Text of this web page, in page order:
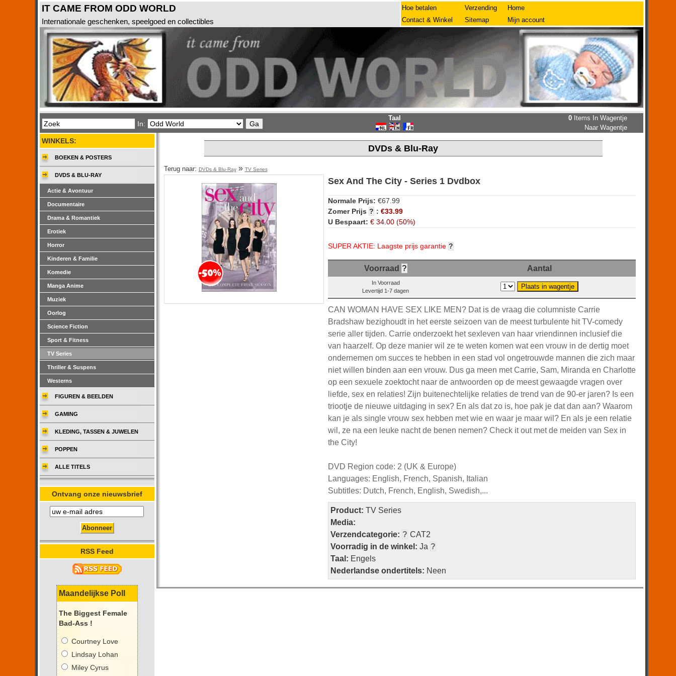
IT CAME FROM ODD WORLD
Internationale geschenken, speelgoed en collectibles
Hoe betalen
Contact & Winkel
Verzending
Sitemap
Home
Mijn account
In:
Taal 0Items In Wagentje
Naar Wagentje
DVDs & Blu-Ray
Terug naar: DVDs & Blu-Ray» TV Series
Sex And The City - Series 1 Dvdbox
Normale Prijs: €67.99
Zomer Prijs ? : €33.99
U Bespaart: € 34.00 (50%)
SUPER AKTIE: Laagste prijs garantie ?
Voorraad ? Aantal
In Voorraad
Levertijd 1-7 dagen
CAN WOMAN HAVE SEX LIKE MEN? Dat is de vraag die columniste Carrie
Bradshaw bezighoudt in het eerste seizoen van de meest turbulente hit TV-comedy
serie aller tijden. Carrie onderzoekt het sexleven van haar vriendinnen inclusief die
van haarzelf. Op deze manier wil ze te weten komen wat een vrouw in de dertig moet
ondernemen om succes te hebben in een stad vol ongetrouwde mannen die zich maar
niet willen binden aan een vrouw. Dus ga meen met Carrie, Sam, Miranda en Charlotte
op een sexuele zoektocht naar de antwoorden op de meest gewaagde vragen over
liefde, sex en relaties! Zijn buitenechtelijke relaties de trend van de 90-er jaren? Is een
triootje de nieuwe uitdaging in sex? En als dat zo is, hoe pak je dat dan aan? Waarom
kan je als single vrouw sex hebben met wie en waar je maar wil? En als je een relatie
wil, ze na een leuke nacht de benen nemen? Check it out met de meiden van Sex in
the City!
DVD Region code: 2 (UK & Europe)
Languages: English, French, Spanish, Italian
Subtitles: Dutch, French, English, Swedish,...
Product: TV Series
Media:
Verzendcategorie: ? CAT2
Voorradig in de winkel: Ja ?
Taal: Engels
Nederlandse ondertitels: Neen
WINKELS:
BOEKEN & POSTERS
DVDS & BLU-RAY
Actie & Avontuur
Documentaire
Drama & Romantiek
Erotiek
Horror
Kinderen & Familie
Komedie
Manga Anime
Muziek
Oorlog
Science Fiction
Sport & Fitness
TV Series
Thriller & Suspens
Westerns
FIGUREN & BEELDEN
GAMING
KLEDING, TASSEN & JUWELEN
POPPEN
ALLE TITELS
Ontvang onze nieuwsbrief
RSS Feed
Maandelijkse Poll
The Biggest Female
Bad-Ass !
Courtney Love
Lindsay Lohan
Miley Cyrus